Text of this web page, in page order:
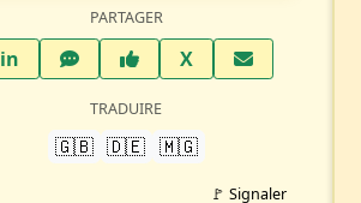
PARTAGER
inLinkedInWhatsAppFacebook
XTwitter X
TRADUIRE
🇬🇧 🇩🇪 🇲🇬
🚩 Signaler